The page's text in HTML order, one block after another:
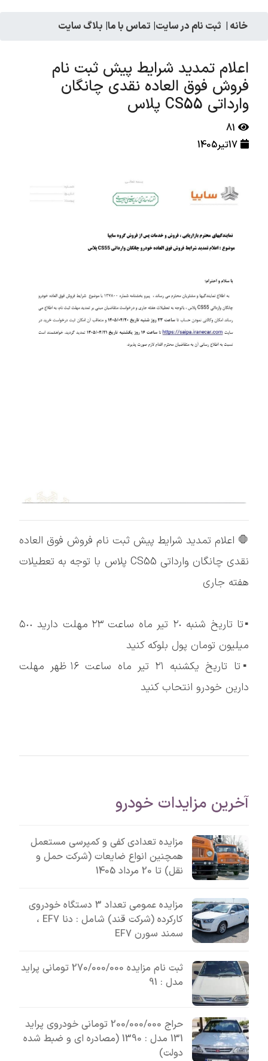
خانه | ثبت نام در سایت| تماس با ما| بلاگ سایت
اعلام تمدید شرایط پیش ثبت نام
فروش فوق العاده نقدی چانگان
وارداتی CS55 پلاس
81
17تیر1405
🛑 اعلام تمدید شرایط پیش ثبت نام فروش فوق العاده
نقدی چانگان وارداتی CS55 پلاس با توجه به تعطیلات
هفته جاری
▪️تا تاریخ شنبه ٢٠ تیر ماه ساعت ٢۳ مهلت دارید ۵٠٠
میلیون تومان پول بلوکه کنید
▪️تا تاریخ یکشنبه ٢١ تیر ماه ساعت ١۶ ظهر مهلت
دارین خودرو انتحاب کنید
آخرین مزایدات خودرو
مزایده تعدادی کفی و کمپرسی مستعمل
همچنین انواع ضایعات (شرکت حمل و
نقل) تا 20 مرداد 1405
مزایده عمومی تعداد 3 دستگاه خودروی
کارکرده (شرکت قند) شامل : دنا EF7 ،
سمند سورن EF7
ثبت نام مزایده 270/000/000 تومانی پراید
مدل : 91
حراج 200/000/000 تومانی خودروی پراید
131 مدل : 1390 (مصادره ای و ضبط شده
دولت)